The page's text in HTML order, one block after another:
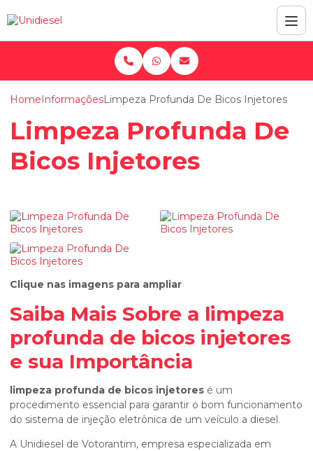
HomeInformaçõesLimpeza Profunda De Bicos Injetores
Limpeza Profunda De
Bicos Injetores
Clique nas imagens para ampliar
Saiba Mais Sobre a limpeza
profunda de bicos injetores
e sua Importância
limpeza profunda de bicos injetores é um
procedimento essencial para garantir o bom funcionamento
do sistema de injeção eletrônica de um veículo a diesel.
A Unidiesel de Votorantim, empresa especializada em